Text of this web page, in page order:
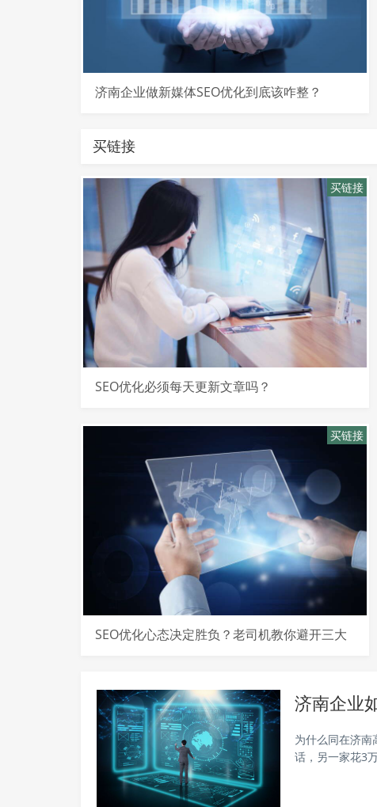
济南企业做新媒体SEO优化到底该咋整？
买链接
买链接
SEO优化必须每天更新文章吗？
买链接
SEO优化心态决定胜负？老司机教你避开三大
济南企业
为什么同在济
话，另一家花3